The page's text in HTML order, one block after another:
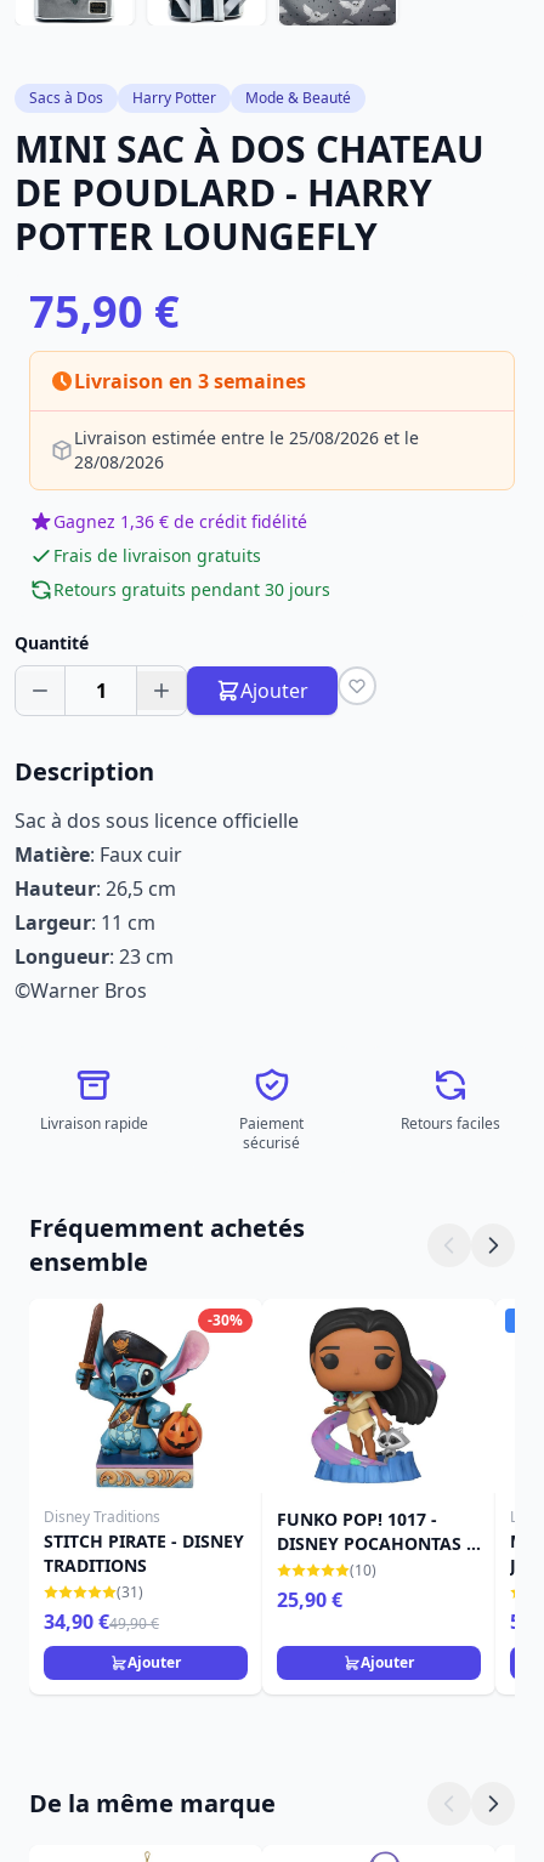
Sacs à Dos Harry Potter Mode & Beauté
MINI SAC À DOS CHATEAU
DE POUDLARD - HARRY
POTTER LOUNGEFLY
75,90 €
Livraison en 3 semaines
Livraison estimée entre le 25/08/2026 et le
28/08/2026
Gagnez 1,36 € de crédit fidélité
Frais de livraison gratuits
Retours gratuits pendant 30 jours
Quantité
1 Ajouter
Description
Sac à dos sous licence officielle
Matière: Faux cuir
Hauteur: 26,5 cm
Largeur: 11 cm
Longueur: 23 cm
©Warner Bros
Livraison rapide
Paiement
sécurisé
Retours faciles
Fréquemment achetés
ensemble
-30%
Disney Traditions
STITCH PIRATE - DISNEY
TRADITIONS
(31)
34,90 €49,90 €
Ajouter
FUNKO POP! 1017 -
DISNEY POCAHONTAS -
ULTIMATE PRINCESSE
POCAHONTAS
(10)
25,90 €
Ajouter
De la même marque